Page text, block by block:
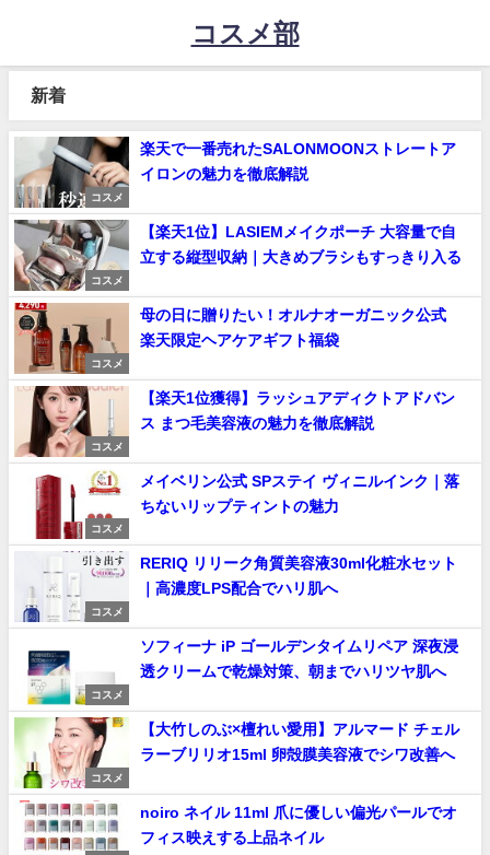
コスメ部
新着
コスメ
楽天で一番売れたSALONMOONストレートア
イロンの魅力を徹底解説
コスメ
【楽天1位】LASIEMメイクポーチ 大容量で自
立する縦型収納｜大きめブラシもすっきり入る
コスメ
母の日に贈りたい！オルナオーガニック公式
楽天限定ヘアケアギフト福袋
コスメ
【楽天1位獲得】ラッシュアディクトアドバン
ス まつ毛美容液の魅力を徹底解説
コスメ
メイベリン公式 SPステイ ヴィニルインク｜落
ちないリップティントの魅力
コスメ
RERIQ リリーク角質美容液30ml化粧水セット
｜高濃度LPS配合でハリ肌へ
コスメ
ソフィーナ iP ゴールデンタイムリペア 深夜浸
透クリームで乾燥対策、朝までハリツヤ肌へ
コスメ
【大竹しのぶ×檀れい愛用】アルマード チェル
ラーブリリオ15ml 卵殻膜美容液でシワ改善へ
noiro ネイル 11ml 爪に優しい偏光パールでオ
フィス映えする上品ネイル